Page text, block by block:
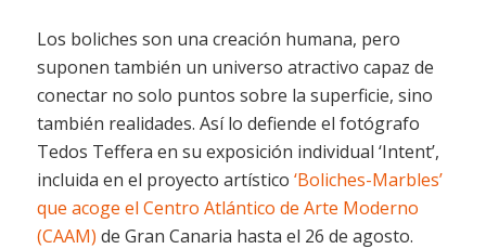
Los boliches son una creación humana, pero
suponen también un universo atractivo capaz de
conectar no solo puntos sobre la superficie, sino
también realidades. Así lo defiende el fotógrafo
Tedos Teffera en su exposición individual ‘Intent’,
incluida en el proyecto artístico ‘Boliches-Marbles’
que acoge el Centro Atlántico de Arte Moderno
(CAAM) de Gran Canaria hasta el 26 de agosto.